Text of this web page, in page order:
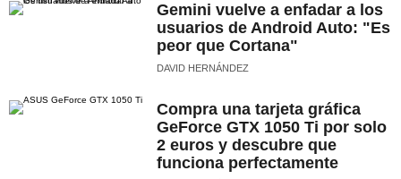
Gemini vuelve a enfadar a los
usuarios de Android Auto: "Es
peor que Cortana"
DAVID HERNÁNDEZ
Compra una tarjeta gráfica
GeForce GTX 1050 Ti por solo
2 euros y descubre que
funciona perfectamente